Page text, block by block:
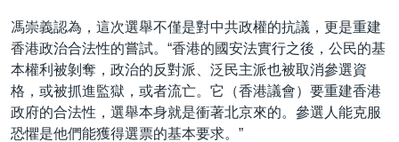
馮崇義認為，這次選舉不僅是對中共政權的抗議，更是重建
香港政治合法性的嘗試。“香港的國安法實行之後，公民的基
本權利被剝奪，政治的反對派、泛民主派也被取消參選資
格，或被抓進監獄，或者流亡。它（香港議會）要重建香港
政府的合法性，選舉本身就是衝著北京來的。參選人能克服
恐懼是他們能獲得選票的基本要求。”